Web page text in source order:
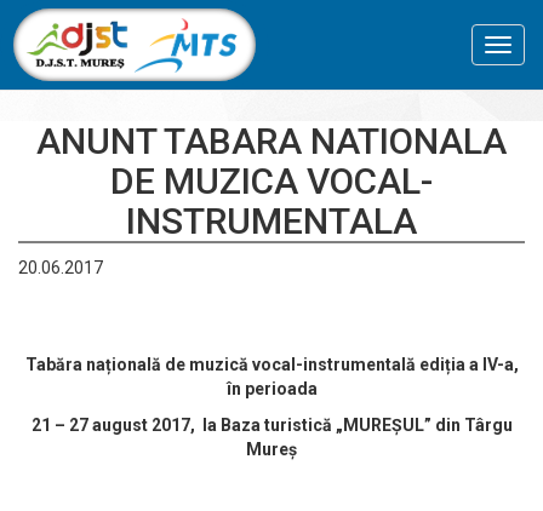
ANUNT TABARA NATIONALA
DE MUZICA VOCAL-
INSTRUMENTALA
20.06.2017
Tabăra națională de muzică vocal-instrumentală ediția a IV-a,
în perioada
21 – 27 august 2017, la Baza turistică „MUREȘUL” din Târgu
Mureș